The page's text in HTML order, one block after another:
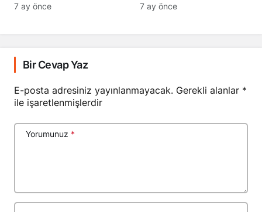
7 ay önce 7 ay önce
Bir Cevap Yaz
E-posta adresiniz yayınlanmayacak. Gerekli alanlar *
ile işaretlenmişlerdir
Yorumunuz *